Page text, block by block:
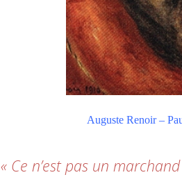
Auguste Renoir –
« Ce n’est pas un